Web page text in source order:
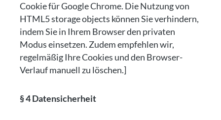
Cookie für Google Chrome. Die Nutzung von
HTML5 storage objects können Sie verhindern,
indem Sie in Ihrem Browser den privaten
Modus einsetzen. Zudem empfehlen wir,
regelmäßig Ihre Cookies und den Browser-
Verlauf manuell zu löschen.]
§ 4 Datensicherheit